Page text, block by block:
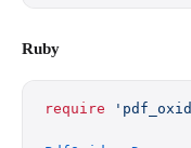
Ruby
require